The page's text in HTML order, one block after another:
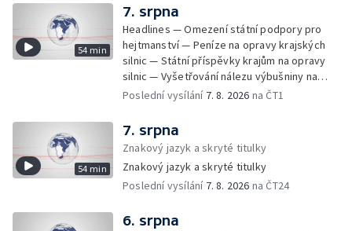
Prahou prošel průvod hrdosti na podporu
sexuálních menšin — Snazší vrácení zboží —
Pátrání na jezeře Most — Bezpečnost na
paddleboardech — Češi hledají chladnější
destinace — Kolik zaplatí Češi za dovolenou
— Cestování se zvířaty — Turistický nápor na
Šumavu — Demolice budovy ve Zlíně —
ministr spravedlnosti USA — Španělsko
zpřísnilo kontroly na hranicích — Česko
zaostává v obnovitelných zdrojích —
Pozorování hvězd na Jizerce — Přeshraniční
54 min
7. srpna
Headlines — Omezení státní podpory pro
hejtmanství — Peníze na opravy krajských
silnic — Státní příspěvky krajům na opravy
silnic — Vyšetřování nálezu výbušniny na
letišti v Lipsku — Pasové kontroly spojů mezi
budovy ve Zlíně — Pohřeb Milana Knížáka —
Obvinění v kauze Správy železnic — Tržby
ve službách vzrostly — Další útoku
ukrajinských dronů na sklady v Rusku —
Exhumace těl obětí volyňských masakrů —
Vodní elektrárny kvůli suchu omezují provoz
Poslední vysílání 7. 8. 2026 na ČT1
54 min
7. srpna
Znakový jazyk a skryté titulky
Znakový jazyk a skryté titulky
Poslední vysílání 7. 8. 2026 na ČT24
6. srpna